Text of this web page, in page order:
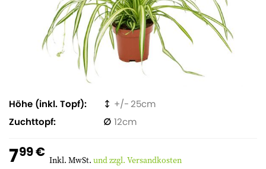
Höhe (inkl. Topf)
25
Zuchttopf
12
799 € Inkl. MwSt. und zzgl. Versandkosten